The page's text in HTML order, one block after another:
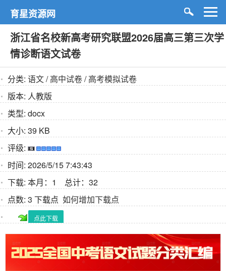
育星资源网
浙江省名校新高考研究联盟2026届高三第三次学
情诊断语文试卷
分类: 语文/高中试卷/高考模拟试卷
版本: 人教版
类型: docx
大小: 39 KB
评级:
时间: 2026/5/15 7:43:43
下载: 本月：1 总计：32
点数: 3 下载点 如何增加下载点
点此下载